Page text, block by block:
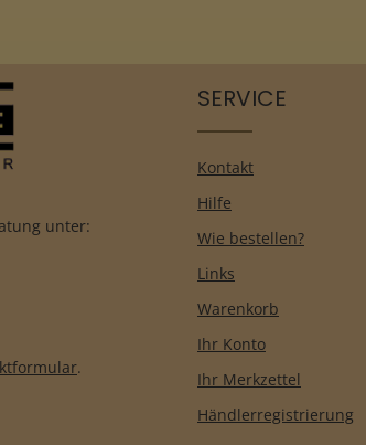
unter:
.
SERVICE
Kontakt
Hilfe
Wie bestellen?
Links
Warenkorb
Ihr Konto
Ihr Merkzettel
Händlerregistrierung